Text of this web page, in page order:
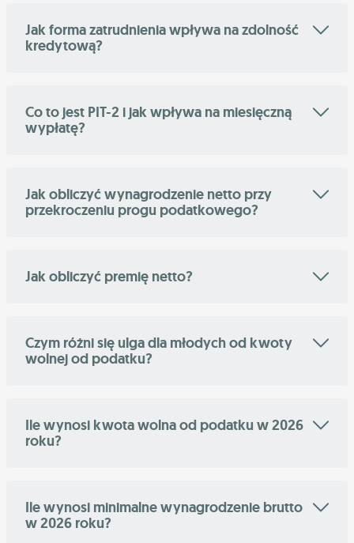
Jak forma zatrudnienia wpływa na zdolność
kredytową?
Co to jest PIT-2 i jak wpływa na miesięczną
wypłatę?
Jak obliczyć wynagrodzenie netto przy
przekroczeniu progu podatkowego?
Jak obliczyć premię netto?
Czym różni się ulga dla młodych od kwoty
wolnej od podatku?
Ile wynosi kwota wolna od podatku w 2026
roku?
Ile wynosi minimalne wynagrodzenie brutto
w 2026 roku?